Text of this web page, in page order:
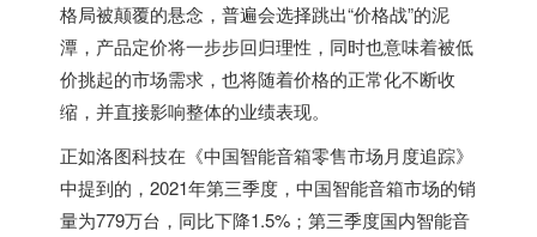
格局被颠覆的悬念，普遍会选择跳出“价格战”的泥
潭，产品定价将一步步回归理性，同时也意味着被低
价挑起的市场需求，也将随着价格的正常化不断收
缩，并直接影响整体的业绩表现。
正如洛图科技在《中国智能音箱零售市场月度追踪》
中提到的，2021年第三季度，中国智能音箱市场的销
量为779万台，同比下降1.5%；第三季度国内智能音